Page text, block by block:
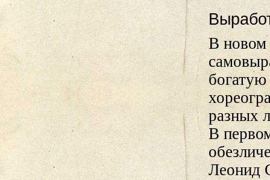
В новом
богатую
разных
В
Леонид